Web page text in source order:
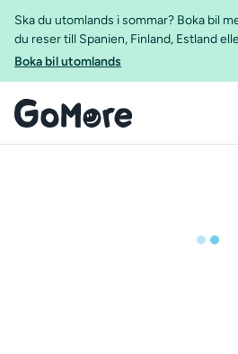
Ska du utomlands i sommar? Boka bil
du reser till Spanien, Finland, Estland
Boka bil utomlands